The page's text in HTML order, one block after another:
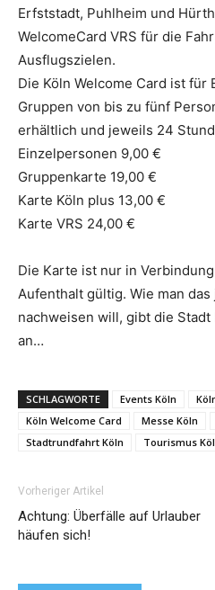
Erfststadt, Puhlheim und
WelcomeCard VRS für die
Ausflugszielen.
Die Köln Welcome Card ist für
Gruppen von bis zu fünf
erhältlich und jeweils 24
Einzelpersonen 9,00 €
Gruppenkarte 19,00 €
Karte Köln plus 13,00 €
Karte VRS 24,00 €
Die Karte ist nur in
Aufenthalt gültig. Wie man
nachweisen will, gibt die
an…
SCHLAGWORTE Events Köln
Köln Welcome Card
Messe Köln
Stadtrundfahrt Köln
Tourismus
Vorheriger Artikel
Achtung: Überfälle auf Urlauber
häufen sich!